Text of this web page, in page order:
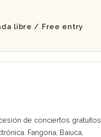
libre / Free entry
de conciertos gratuitos
Fangoria, Baiuca,